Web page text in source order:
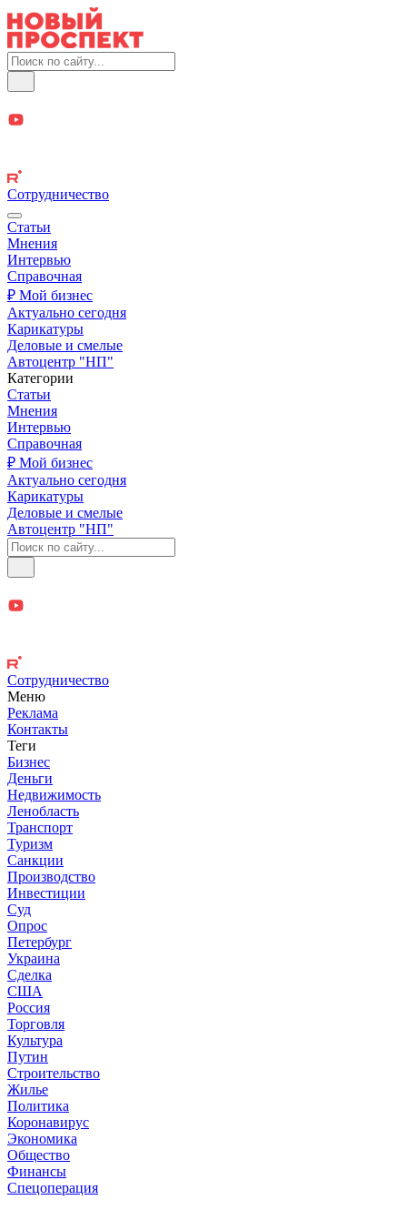
Сотрудничество
Статьи
Мнения
Интервью
Справочная
₽ Мой бизнес
Актуально сегодня
Карикатуры
Деловые и смелые
Автоцентр "НП"
Категории
Статьи
Мнения
Интервью
Справочная
₽ Мой бизнес
Актуально сегодня
Карикатуры
Деловые и смелые
Автоцентр "НП"
Сотрудничество
Меню
Реклама
Контакты
Теги
Бизнес
Деньги
Недвижимость
Ленобласть
Транспорт
Туризм
Санкции
Производство
Инвестиции
Суд
Опрос
Петербург
Украина
Сделка
США
Россия
Торговля
Культура
Путин
Строительство
Жилье
Политика
Коронавирус
Экономика
Общество
Финансы
Спецоперация